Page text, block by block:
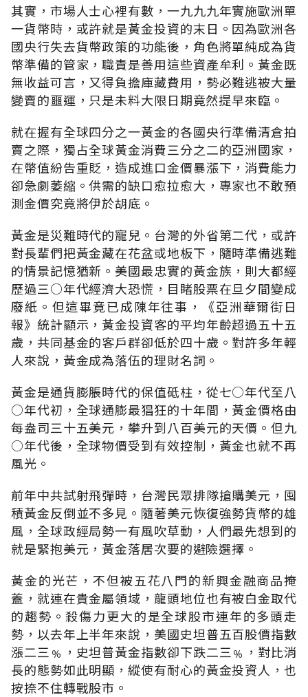
其實，市場人士心裡有數，一九九九年實施歐洲單
一貨幣時，或許就是黃金投資的末日。因為歐洲各
國央行失去貨幣政策的功能後，角色將單純成為貨
幣準備的管家，職責是善用這些資產牟利。黃金既
無收益可言，又得負擔庫藏費用，勢必難逃被大量
變賣的噩運，只是未料大限日期竟然提早來臨。
就在握有全球四分之一黃金的各國央行準備清倉拍
賣之際，獨占全球黃金消費三分之二的亞洲國家，
在幣值紛告重貶，造成進口金價暴漲下，消費能力
卻急劇萎縮。供需的缺口愈拉愈大，專家也不敢預
測金價究竟將伊於胡底。
黃金是災難時代的寵兒。台灣的外省第二代，或許
對長輩們把黃金藏在花盆或地板下，隨時準備逃難
的情景記憶猶新。美國最忠實的黃金族，則大都經
歷過三○年代經濟大恐慌，目睹股票在旦夕間變成
廢紙。但這畢竟已成陳年往事，《亞洲華爾街日
報》統計顯示，黃金投資客的平均年齡超過五十五
歲，共同基金的客戶群卻低於四十歲。對許多年輕
人來說，黃金成為落伍的理財名詞。
黃金是通貨膨脹時代的保值砥柱，從七○年代至八
○年代初，全球通膨最猖狂的十年間，黃金價格由
每盎司三十五美元，攀升到八百美元的天價。但九
○年代後，全球物價受到有效控制，黃金也就不再
風光。
前年中共試射飛彈時，台灣民眾排隊搶購美元，囤
積黃金反倒並不多見。隨著美元恢復強勢貨幣的雄
風，全球政經局勢一有風吹草動，人們最先想到的
就是緊抱美元，黃金落居次要的避險選擇。
黃金的光芒，不但被五花八門的新興金融商品掩
蓋，就連在貴金屬領域，龍頭地位也有被白金取代
的趨勢。殺傷力更大的是全球股市連年的多頭走
勢，以去年上半年來說，美國史坦普五百股價指數
漲二三﹪，史坦普黃金指數卻下跌二三﹪，對比消
長的態勢如此明顯，縱使有耐心的黃金投資人，也
按捺不住轉戰股市。